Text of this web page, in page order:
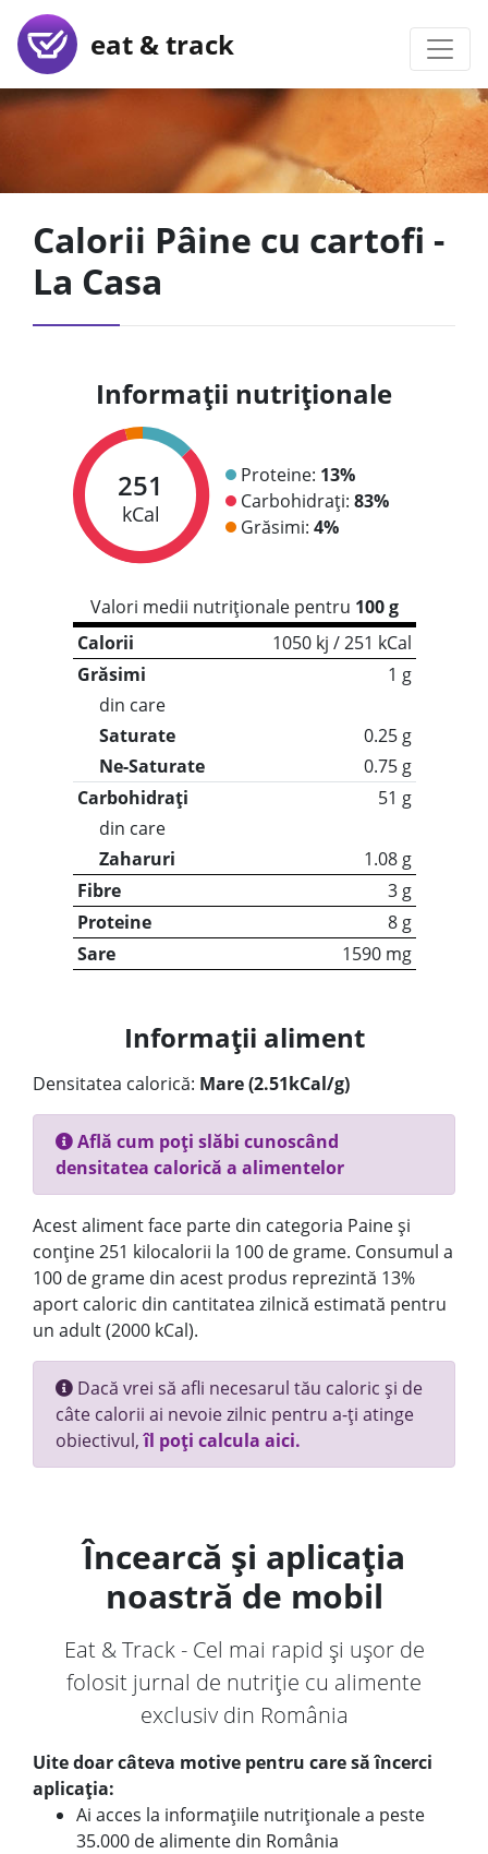
eat & track
Calorii Pâine cu cartofi -
La Casa
Informații nutriționale
251
kCal
Proteine: 13%
Carbohidrați: 83%
Grăsimi: 4%
Valori medii nutriționale pentru 100 g
Calorii
1050 kj / 251 kCal
Grăsimi
1 g
din care
Saturate
0.25 g
Ne-Saturate
0.75 g
Carbohidrați
51 g
din care
Zaharuri
1.08 g
Fibre
3 g
Proteine
8 g
Sare
1590 mg
Informații aliment
Densitatea calorică: Mare (2.51kCal/g)
Află cum poți slăbi cunoscând
densitatea calorică a alimentelor
Acest aliment face parte din categoria Paine și
conține 251 kilocalorii la 100 de grame. Consumul a
100 de grame din acest produs reprezintă 13%
aport caloric din cantitatea zilnică estimată pentru
un adult (2000 kCal).
Dacă vrei să afli necesarul tău caloric și de
câte calorii ai nevoie zilnic pentru a-ți atinge
obiectivul,îl poți calcula aici.
Încearcă și aplicația
noastră de mobil
Eat & Track - Cel mai rapid și ușor de
folosit jurnal de nutriție cu alimente
exclusiv din România
Uite doar câteva motive pentru care să încerci
aplicația:
Ai acces la informațiile nutriționale a peste
35.000 de alimente din România